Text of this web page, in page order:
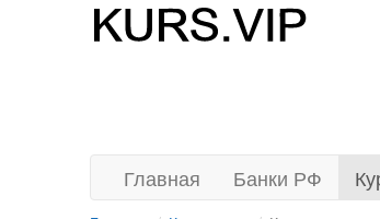
Главная Банки РФ